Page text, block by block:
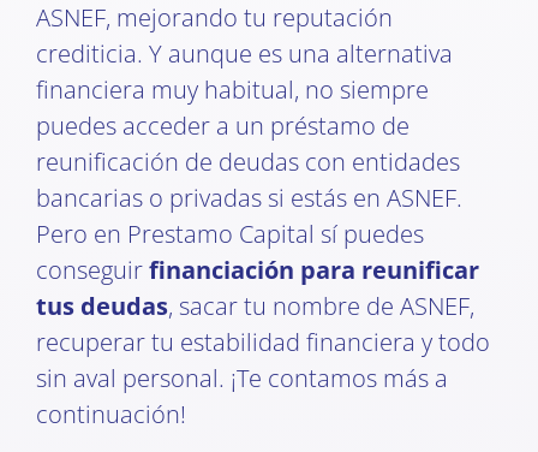
ASNEF, mejorando tu reputación
crediticia. Y aunque es una alternativa
financiera muy habitual, no siempre
puedes acceder a un préstamo de
reunificación de deudas con entidades
bancarias o privadas si estás en ASNEF.
Pero en Prestamo Capital sí puedes
conseguirfinanciación para reunificar
tus deudas, sacar tu nombre de ASNEF,
recuperar tu estabilidad financiera y todo
sin aval personal. ¡Te contamos más a
continuación!